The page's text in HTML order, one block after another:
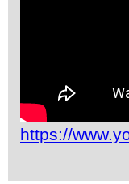
https://